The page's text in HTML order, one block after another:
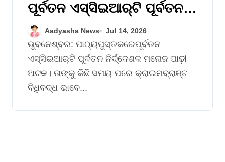
ପୂର୍ବତନ ଏସ୍‌ସିଇଆର୍‌ଟି ପୂର୍ବତନ
ନିର୍ଦ୍ଦେଶକ ମନୋଜ ପାଢ଼ୀ ଅଟକ
Aadyasha News Jul 14, 2026
ଭୁବନେଶ୍ବର: ପାଠ୍ୟପୁସ୍ତକରେପୂର୍ବତନ
ଏସ୍‌ସିଇଆର୍‌ଟି ପୂର୍ବତନ ନିର୍ଦ୍ଦେଶକ ମନୋଜ ପାଢ଼ୀ
ଅଟକ। ତାଙ୍କୁ କିଛି ସମୟ ପରେ କ୍ରାଇମବ୍ରାଞ୍ଚ
ବିଧିବଦ୍ଧ ଭାବେ...